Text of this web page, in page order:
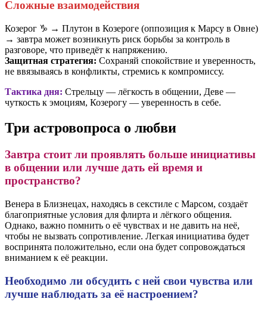
Сложные взаимодействия
Козерог ♑️ → Плутон в Козероге (оппозиция к Марсу в Овне)
→ завтра может возникнуть риск борьбы за контроль в
разговоре, что приведёт к напряжению.
Защитная стратегия: Сохраняй спокойствие и уверенность,
не ввязываясь в конфликты, стремись к компромиссу.
Тактика дня: Стрельцу — лёгкость в общении, Деве —
чуткость к эмоциям, Козерогу — уверенность в себе.
Три астровопроса о любви
Завтра стоит ли проявлять больше инициативы
в общении или лучше дать ей время и
пространство?
Венера в Близнецах, находясь в секстиле с Марсом, создаёт
благоприятные условия для флирта и лёгкого общения.
Однако, важно помнить о её чувствах и не давить на неё,
чтобы не вызвать сопротивление. Легкая инициатива будет
воспринята положительно, если она будет сопровождаться
вниманием к её реакции.
Необходимо ли обсудить с ней свои чувства или
лучше наблюдать за её настроением?